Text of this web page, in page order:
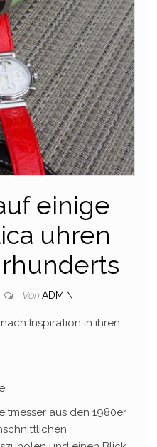
einige
uhren
Von ADMIN
Inspiration in ihren
aus den 1980er